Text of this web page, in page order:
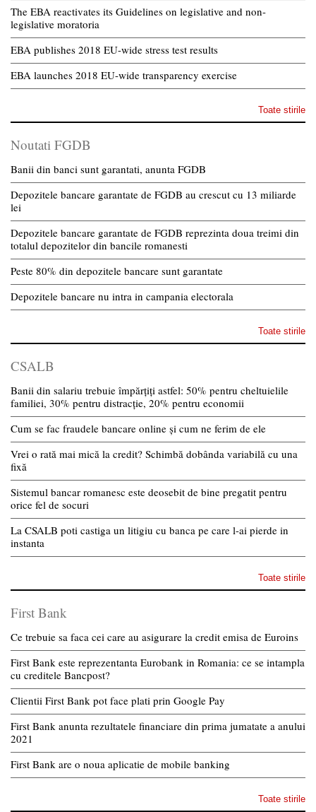
The EBA reactivates its Guidelines on legislative and non-
legislative moratoria
EBA publishes 2018 EU-wide stress test results
EBA launches 2018 EU-wide transparency exercise
Toate stirile
Noutati FGDB
Banii din banci sunt garantati, anunta FGDB
Depozitele bancare garantate de FGDB au crescut cu 13 miliarde
lei
Depozitele bancare garantate de FGDB reprezinta doua treimi din
totalul depozitelor din bancile romanesti
Peste 80% din depozitele bancare sunt garantate
Depozitele bancare nu intra in campania electorala
Toate stirile
CSALB
Banii din salariu trebuie împărțiți astfel: 50% pentru cheltuielile
familiei, 30% pentru distracție, 20% pentru economii
Cum se fac fraudele bancare online și cum ne ferim de ele
Vrei o rată mai mică la credit? Schimbă dobânda variabilă cu una
fixă
Sistemul bancar romanesc este deosebit de bine pregatit pentru
orice fel de socuri
La CSALB poti castiga un litigiu cu banca pe care l-ai pierde in
instanta
Toate stirile
First Bank
Ce trebuie sa faca cei care au asigurare la credit emisa de Euroins
First Bank este reprezentanta Eurobank in Romania: ce se intampla
cu creditele Bancpost?
Clientii First Bank pot face plati prin Google Pay
First Bank anunta rezultatele financiare din prima jumatate a anului
2021
First Bank are o noua aplicatie de mobile banking
Toate stirile